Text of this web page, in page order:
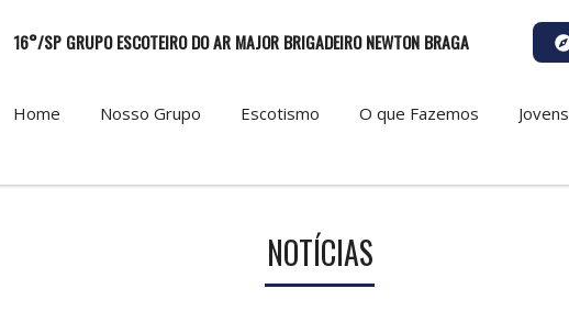
16°/SP GRUPO ESCOTEIRO DO AR MAJOR BRIGADEIRO NEWTON BRAGA
Home Nosso Grupo Escotismo O que Fazemos Jovens
NOTÍCIAS